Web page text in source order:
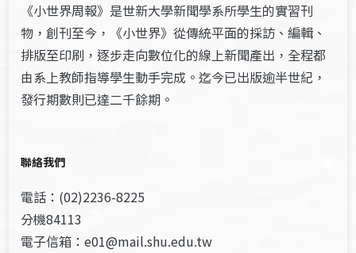
《小世界周報》是世新大學新聞學系所學生的實習刊
物，創刊至今，《小世界》從傳統平面的採訪、編輯、
排版至印刷，逐步走向數位化的線上新聞產出，全程都
由系上教師指導學生動手完成。迄今已出版逾半世紀，
發行期數則已達二千餘期。
聯絡我們
電話：(02)2236-8225
分機84113
電子信箱：e01@mail.shu.edu.tw